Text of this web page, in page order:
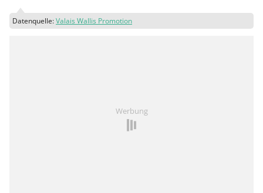
Datenquelle:Valais Wallis Promotion
Werbung